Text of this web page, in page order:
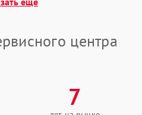
центра
7